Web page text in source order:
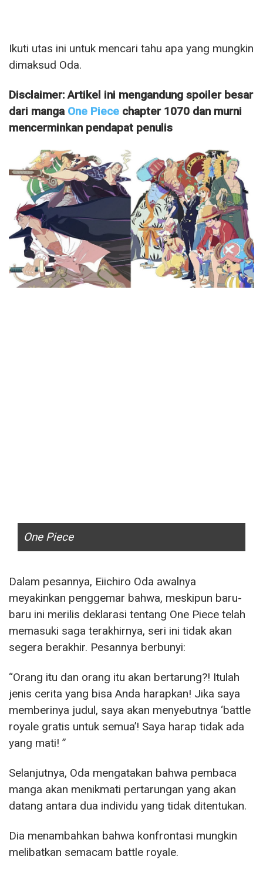
Ikuti utas ini untuk mencari tahu apa yang mungkin
dimaksud Oda.
Disclaimer: Artikel ini mengandung spoiler besar
dari manga One Piece chapter 1070 dan murni
mencerminkan pendapat penulis
One Piece
Dalam pesannya, Eiichiro Oda awalnya
meyakinkan penggemar bahwa, meskipun baru-
baru ini merilis deklarasi tentang One Piece telah
memasuki saga terakhirnya, seri ini tidak akan
segera berakhir. Pesannya berbunyi:
“Orang itu dan orang itu akan bertarung?! Itulah
jenis cerita yang bisa Anda harapkan! Jika saya
memberinya judul, saya akan menyebutnya ‘battle
royale gratis untuk semua’! Saya harap tidak ada
yang mati! ”
Selanjutnya, Oda mengatakan bahwa pembaca
manga akan menikmati pertarungan yang akan
datang antara dua individu yang tidak ditentukan.
Dia menambahkan bahwa konfrontasi mungkin
melibatkan semacam battle royale.